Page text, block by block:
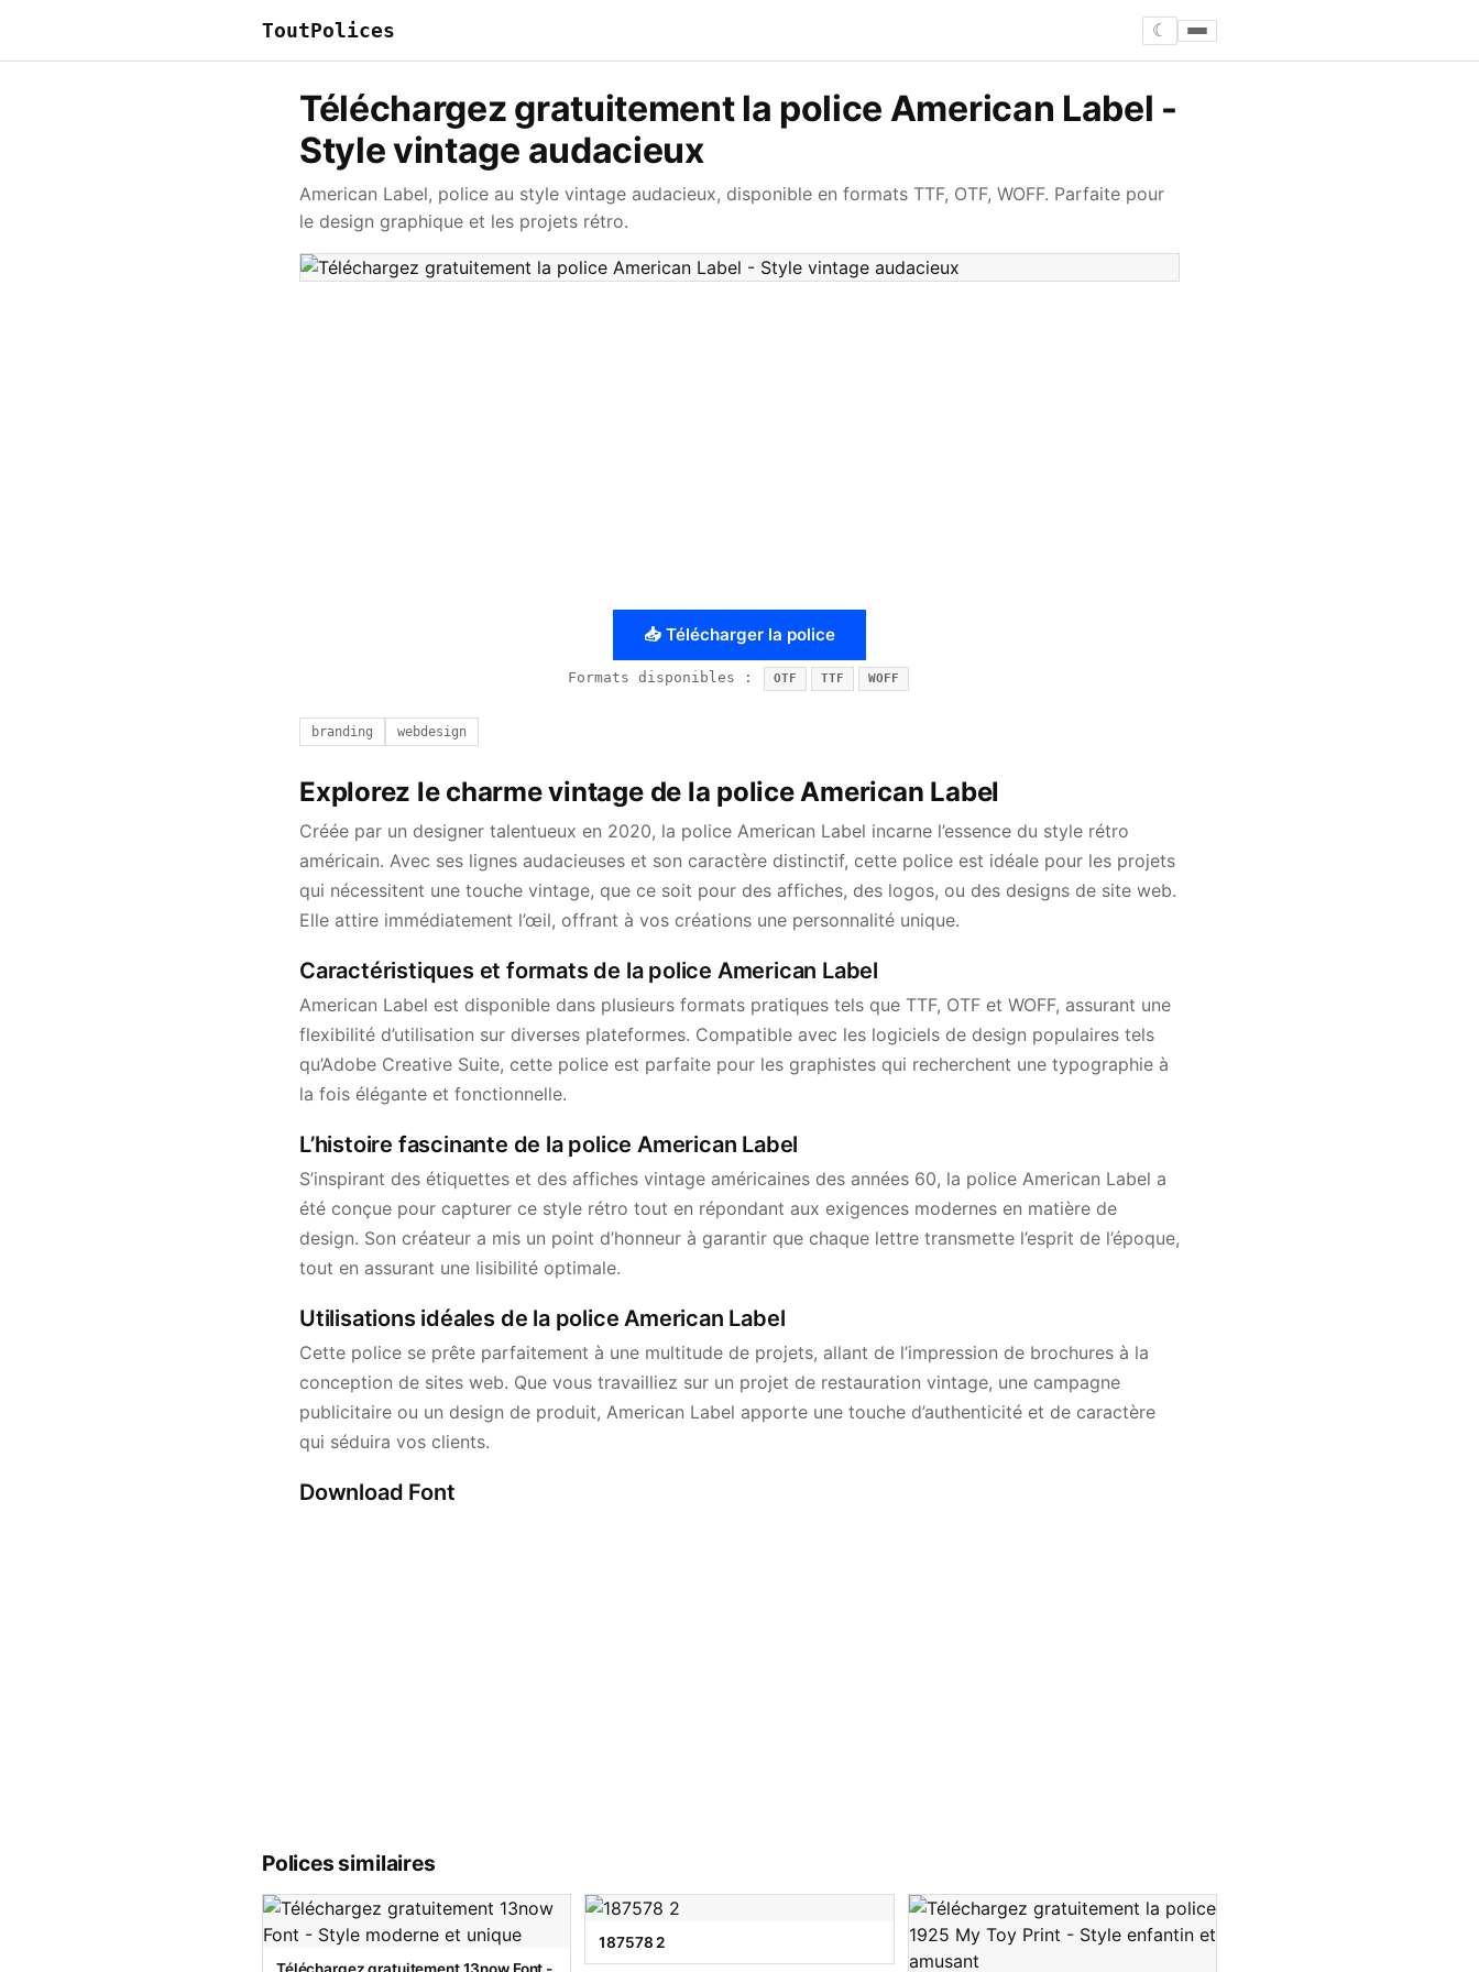
ToutPolices ☾
Téléchargez gratuitement la police American Label -
Style vintage audacieux
American Label, police au style vintage audacieux, disponible en formats TTF, OTF, WOFF. Parfaite pour
le design graphique et les projets rétro.
📥 Télécharger la police
Formats disponibles : OTF TTF WOFF
branding webdesign
Explorez le charme vintage de la police American Label
Créée par un designer talentueux en 2020, la police American Label incarne l’essence du style rétro
américain. Avec ses lignes audacieuses et son caractère distinctif, cette police est idéale pour les projets
qui nécessitent une touche vintage, que ce soit pour des affiches, des logos, ou des designs de site web.
Elle attire immédiatement l’œil, offrant à vos créations une personnalité unique.
Caractéristiques et formats de la police American Label
American Label est disponible dans plusieurs formats pratiques tels que TTF, OTF et WOFF, assurant une
flexibilité d’utilisation sur diverses plateformes. Compatible avec les logiciels de design populaires tels
qu’Adobe Creative Suite, cette police est parfaite pour les graphistes qui recherchent une typographie à
la fois élégante et fonctionnelle.
L’histoire fascinante de la police American Label
S’inspirant des étiquettes et des affiches vintage américaines des années 60, la police American Label a
été conçue pour capturer ce style rétro tout en répondant aux exigences modernes en matière de
design. Son créateur a mis un point d’honneur à garantir que chaque lettre transmette l’esprit de l’époque,
tout en assurant une lisibilité optimale.
Utilisations idéales de la police American Label
Cette police se prête parfaitement à une multitude de projets, allant de l’impression de brochures à la
conception de sites web. Que vous travailliez sur un projet de restauration vintage, une campagne
publicitaire ou un design de produit, American Label apporte une touche d’authenticité et de caractère
qui séduira vos clients.
Download Font
Polices similaires
187578 2